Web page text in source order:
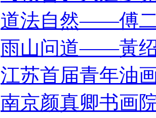
道法自然——傅
雨山问道——黃
江苏首届青年油
南京颜真卿书画